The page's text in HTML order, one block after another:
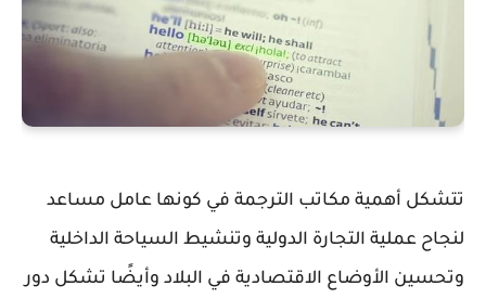
تتشكل أهمية مكاتب الترجمة في كونها عامل مساعد
لنجاح عملية التجارة الدولية وتنشيط السياحة الداخلية
وتحسين الأوضاع الاقتصادية في البلاد وأيضًا تشكل دور